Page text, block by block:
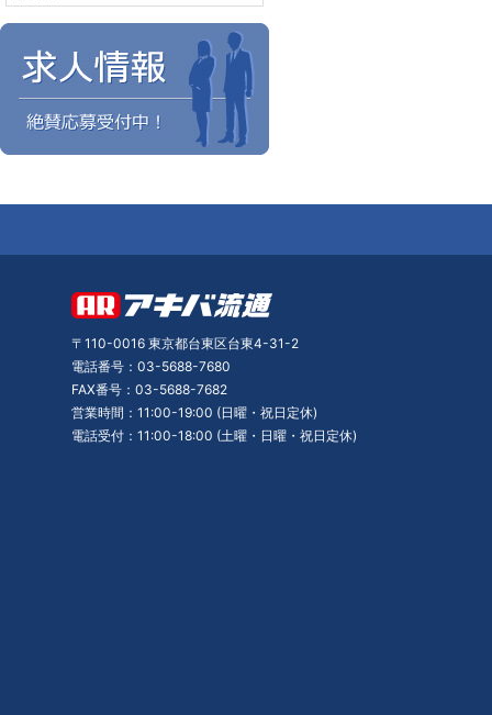
〒110-0016 東京都台東区台東4-31-2
電話番号：03-5688-7680
FAX番号：03-5688-7682
営業時間：11:00-19:00 (日曜・祝日定休)
電話受付：11:00-18:00 (土曜・日曜・祝日定休)